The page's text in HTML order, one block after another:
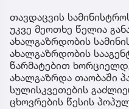
თავდაცვის
უკვე მეოთხე წელია
ახალგაზრდობის
ახალგაზრდობის
წარმატებით
ახალგაზრდა თაობაში
სულისკვეთების
ცხოვრების წესის